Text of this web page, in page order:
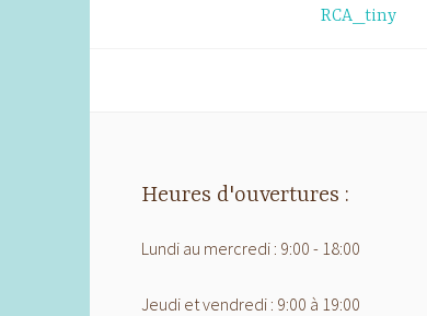
RCA_tiny
Heures d'ouvertures :
Lundi au mercredi : 9:00 - 18:00
Jeudi et vendredi : 9:00 à 19:00